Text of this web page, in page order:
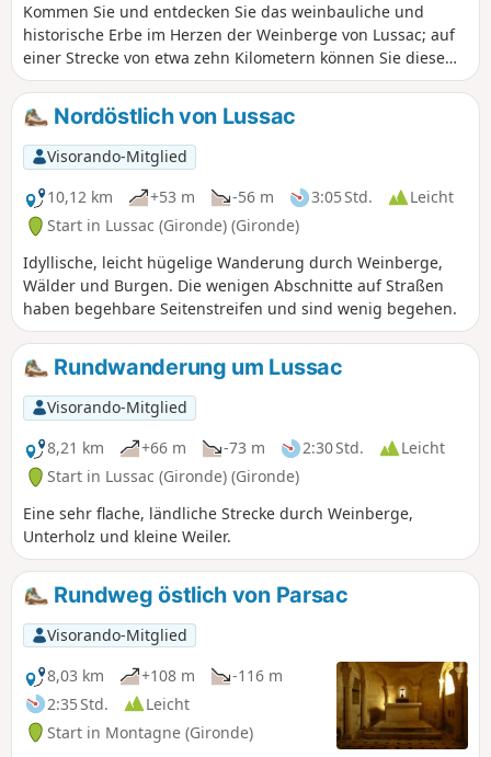
Kommen Sie und entdecken Sie das weinbauliche und
historische Erbe im Herzen der Weinberge von Lussac; auf
einer Strecke von etwa zehn Kilometern können Sie diese
Region bewundern, in der der Mensch seine Geschichte
und Kultur aufgebaut hat. Diese für alle zugängliche
Rundwanderung eignet sich für Ihre individuellen oder
gemeinsamen Sport- oder Freizeitziele.Die Strecke ist mit
Pfosten markiert, die Ihnen durch Scannen des QR-Codes
Angaben zur Durchlaufzeit beim Wandern oder Nordic
Walking oder zu den durchquerten Orten liefern.Pfeile
ergänzen diese Route.
Nordöstlich von Lussac
Visorando-Mitglied
10,12 km
+53 m -56 m 3:05 Std.
Leicht
Start in Lussac (Gironde) (Gironde)
Idyllische, leicht hügelige Wanderung durch Weinberge,
Wälder und Burgen. Die wenigen Abschnitte auf Straßen
haben begehbare Seitenstreifen und sind wenig begehen.
Rundwanderung um Lussac
Visorando-Mitglied
8,21 km
+66 m -73 m 2:30 Std.
Leicht
Start in Lussac (Gironde) (Gironde)
Eine sehr flache, ländliche Strecke durch Weinberge,
Unterholz und kleine Weiler.
Rundweg östlich von Parsac
Visorando-Mitglied
8,03 km
+108 m
-116 m
2:35 Std.
Leicht
Start in Montagne (Gironde)